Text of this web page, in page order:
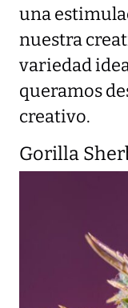
una
nuestra
variedad
queramos
creativo.
Gorilla